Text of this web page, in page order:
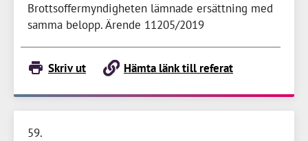
Brottsoffermyndigheten lämnade ersättning med
samma belopp. Ärende 11205/2019
Skriv ut Hämta länk till referat
59